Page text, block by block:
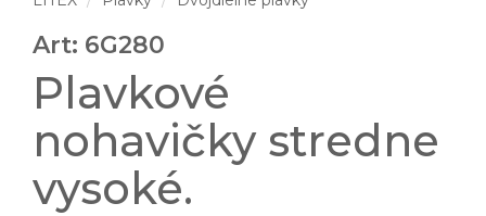
Art: 6G280
Plavkové
nohavičky stredne
vysoké.